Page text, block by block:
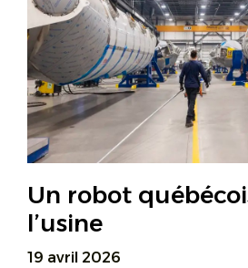
Un robot
l’usine
19 avril 2026